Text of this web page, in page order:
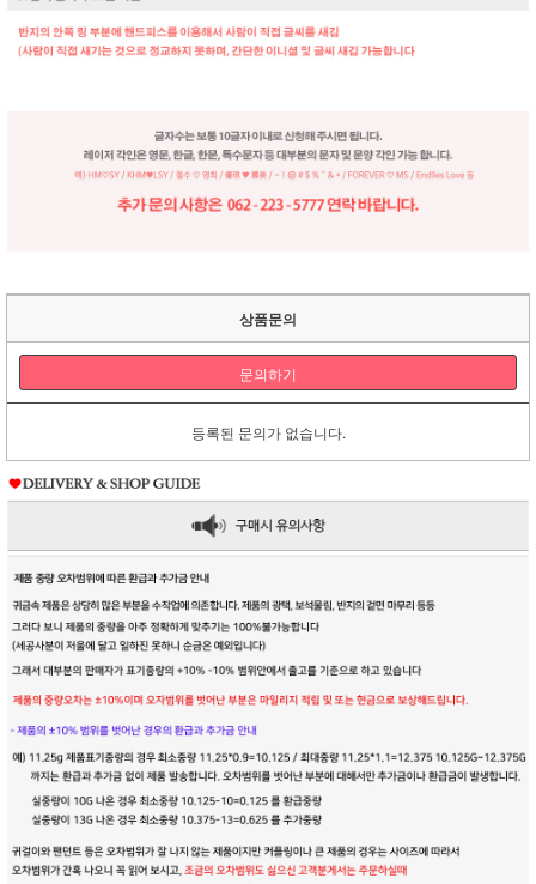
상품문의
문의하기
등록된 문의가 없습니다.